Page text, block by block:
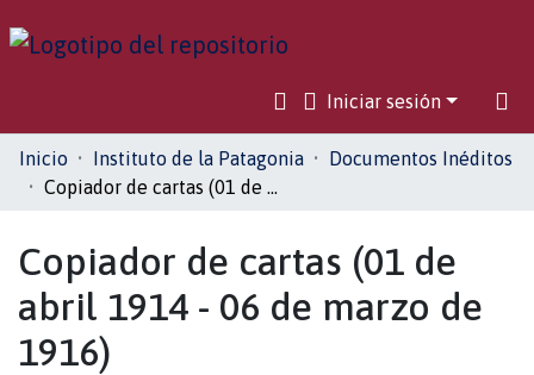
Iniciar sesión
Comunidades
Toda la biblioteca
Estadísticas
Inicio Instituto de la Patagonia
Documentos Inéditos
Copiador de cartas (01 de abril 1914 - 06 de marzo de 1916)
Copiador de cartas (01 de
abril 1914 - 06 de marzo de
1916)